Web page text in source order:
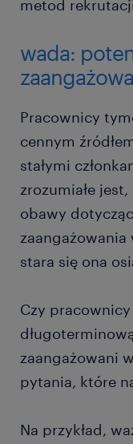
metod
wada:
Pracownicy
cennym
stałymi
zrozumiałe
obawy
zaangażowania
stara się ona
Czy
zaangażowani
pytania, które
Na przykład,